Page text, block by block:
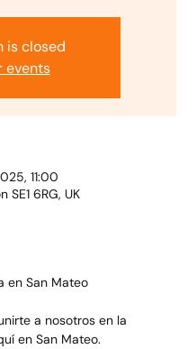
is closed
events
11:00
SE1 6RG, UK
en San Mateo
a nosotros en la
en San Mateo.